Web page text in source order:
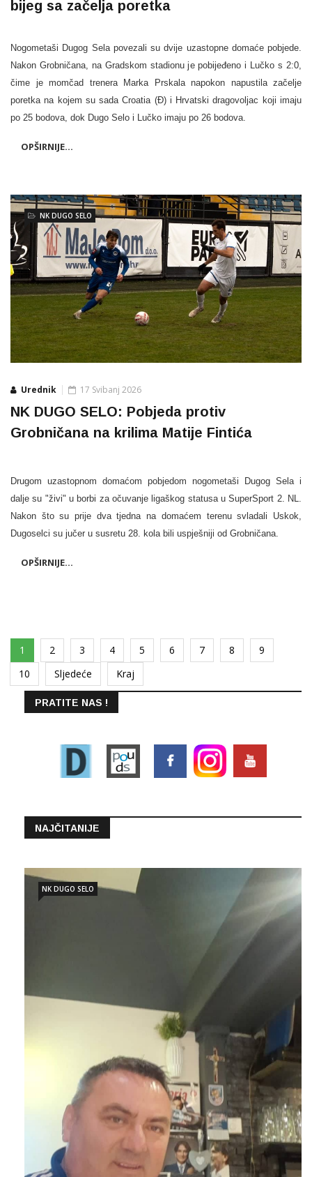
bijeg sa začelja poretka
Nogometaši Dugog Sela povezali su dvije uzastopne domaće pobjede.
Nakon Grobničana, na Gradskom stadionu je pobijeđeno i Lučko s 2:0,
čime je momčad trenera Marka Prskala napokon napustila začelje
poretka na kojem su sada Croatia (Đ) i Hrvatski dragovoljac koji imaju
po 25 bodova, dok Dugo Selo i Lučko imaju po 26 bodova.
OPŠIRNIJE...
Urednik
NK DUGO SELO
17 Svibanj 2026
NK DUGO SELO: Pobjeda protiv
Grobničana na krilima Matije Fintića
Drugom uzastopnom domaćom pobjedom nogometaši Dugog Sela i
dalje su "živi" u borbi za očuvanje ligaškog statusa u SuperSport 2. NL.
Nakon što su prije dva tjedna na domaćem terenu svladali Uskok,
Dugoselci su jučer u susretu 28. kola bili uspješniji od Grobničana.
OPŠIRNIJE...
1 2 3 4 5 6 7 8
9
10
Sljedeće Kraj
PRATITE NAS !
NAJČITANIJE
NK DUGO SELO